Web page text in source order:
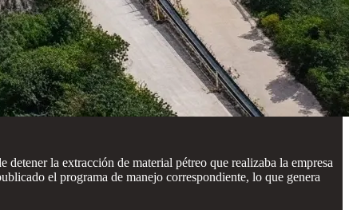
la extracción de material pétreo que realizaba la empresa
el programa de manejo correspondiente, lo que genera